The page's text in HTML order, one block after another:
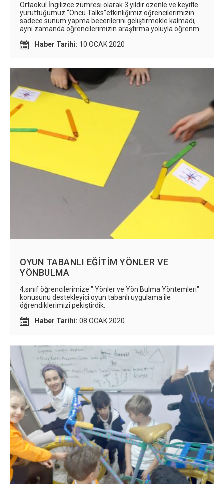
Ortaokul İngilizce zümresi olarak 3 yıldır özenle ve keyifle
yürüttüğümüz “Öncü Talks”etkinliğimiz öğrencilerimizin
sadece sunum yapma becerilerini geliştirmekle kalmadı,
aynı zamanda öğrencilerimizin araştırma yoluyla öğrenme
onlar için sadece bir ders değil, dünyaya açılan bir kapı.
Haber Tarihi: 10 OCAK 2020
OYUN TABANLI EĞİTİM YÖNLER VE
YÖNBULMA
4.sınıf öğrencilerimize " Yönler ve Yön Bulma Yöntemleri"
konusunu destekleyici oyun tabanlı uygulama ile
öğrendiklerimizi pekiştirdik.
Haber Tarihi: 08 OCAK 2020